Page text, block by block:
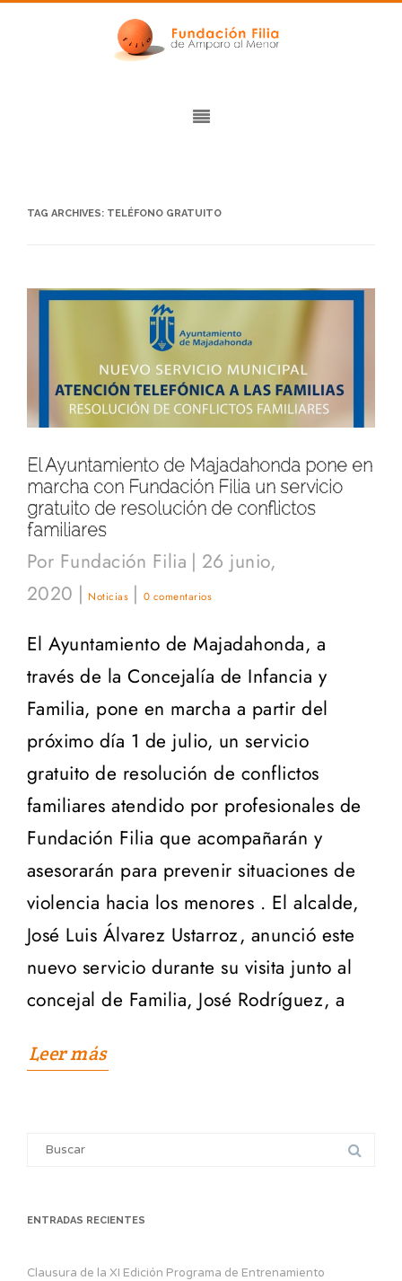
TAG ARCHIVES: TELÉFONO GRATUITO
El Ayuntamiento de Majadahonda pone en
marcha con Fundación Filia un servicio
gratuito de resolución de conflictos
familiares
Por Fundación Filia | 26 junio,
2020 | Noticias | 0 comentarios
El Ayuntamiento de Majadahonda, a
través de la Concejalía de Infancia y
Familia, pone en marcha a partir del
próximo día 1 de julio, un servicio
gratuito de resolución de conflictos
familiares atendido por profesionales de
Fundación Filia que acompañarán y
asesorarán para prevenir situaciones de
violencia hacia los menores . El alcalde,
José Luis Álvarez Ustarroz, anunció este
nuevo servicio durante su visita junto al
concejal de Familia, José Rodríguez, a
Leer más
Search
ENTRADAS RECIENTES
Clausura de la XI Edición Programa de Entrenamiento